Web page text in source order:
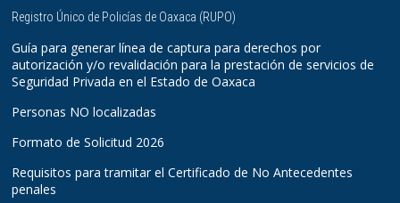
Registro Único de Policías de Oaxaca (RUPO)
Guía para generar línea de captura para derechos por
autorización y/o revalidación para la prestación de servicios de
Seguridad Privada en el Estado de Oaxaca
Personas NO localizadas
Formato de Solicitud 2026
Requisitos para tramitar el Certificado de No Antecedentes
penales